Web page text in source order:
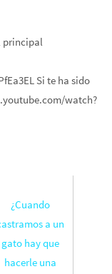
principal
Si te ha sido
watch?
¿Cuando
a un
gato hay que
hacerle una